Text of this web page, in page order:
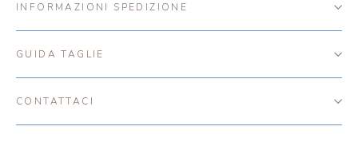
INFORMAZIONI SPEDIZIONE
GUIDA TAGLIE
CONTATTACI